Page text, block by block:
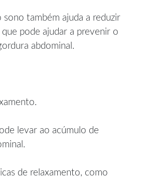
sono também ajuda a reduzir
pode ajudar a prevenir o
abdominal.
levar ao acúmulo de
de relaxamento, como